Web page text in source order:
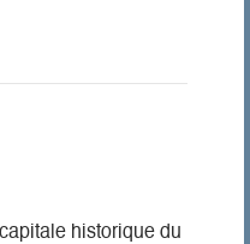
historique du